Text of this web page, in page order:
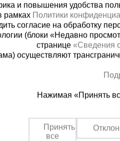
8 (800) 200-25-
бесплатно по России
и повышения удобства
рамках Политики
согласие на обработку
(блоки «Недавно
странице «Сведения
осуществляют
Нажимая «Принять
Принять
все